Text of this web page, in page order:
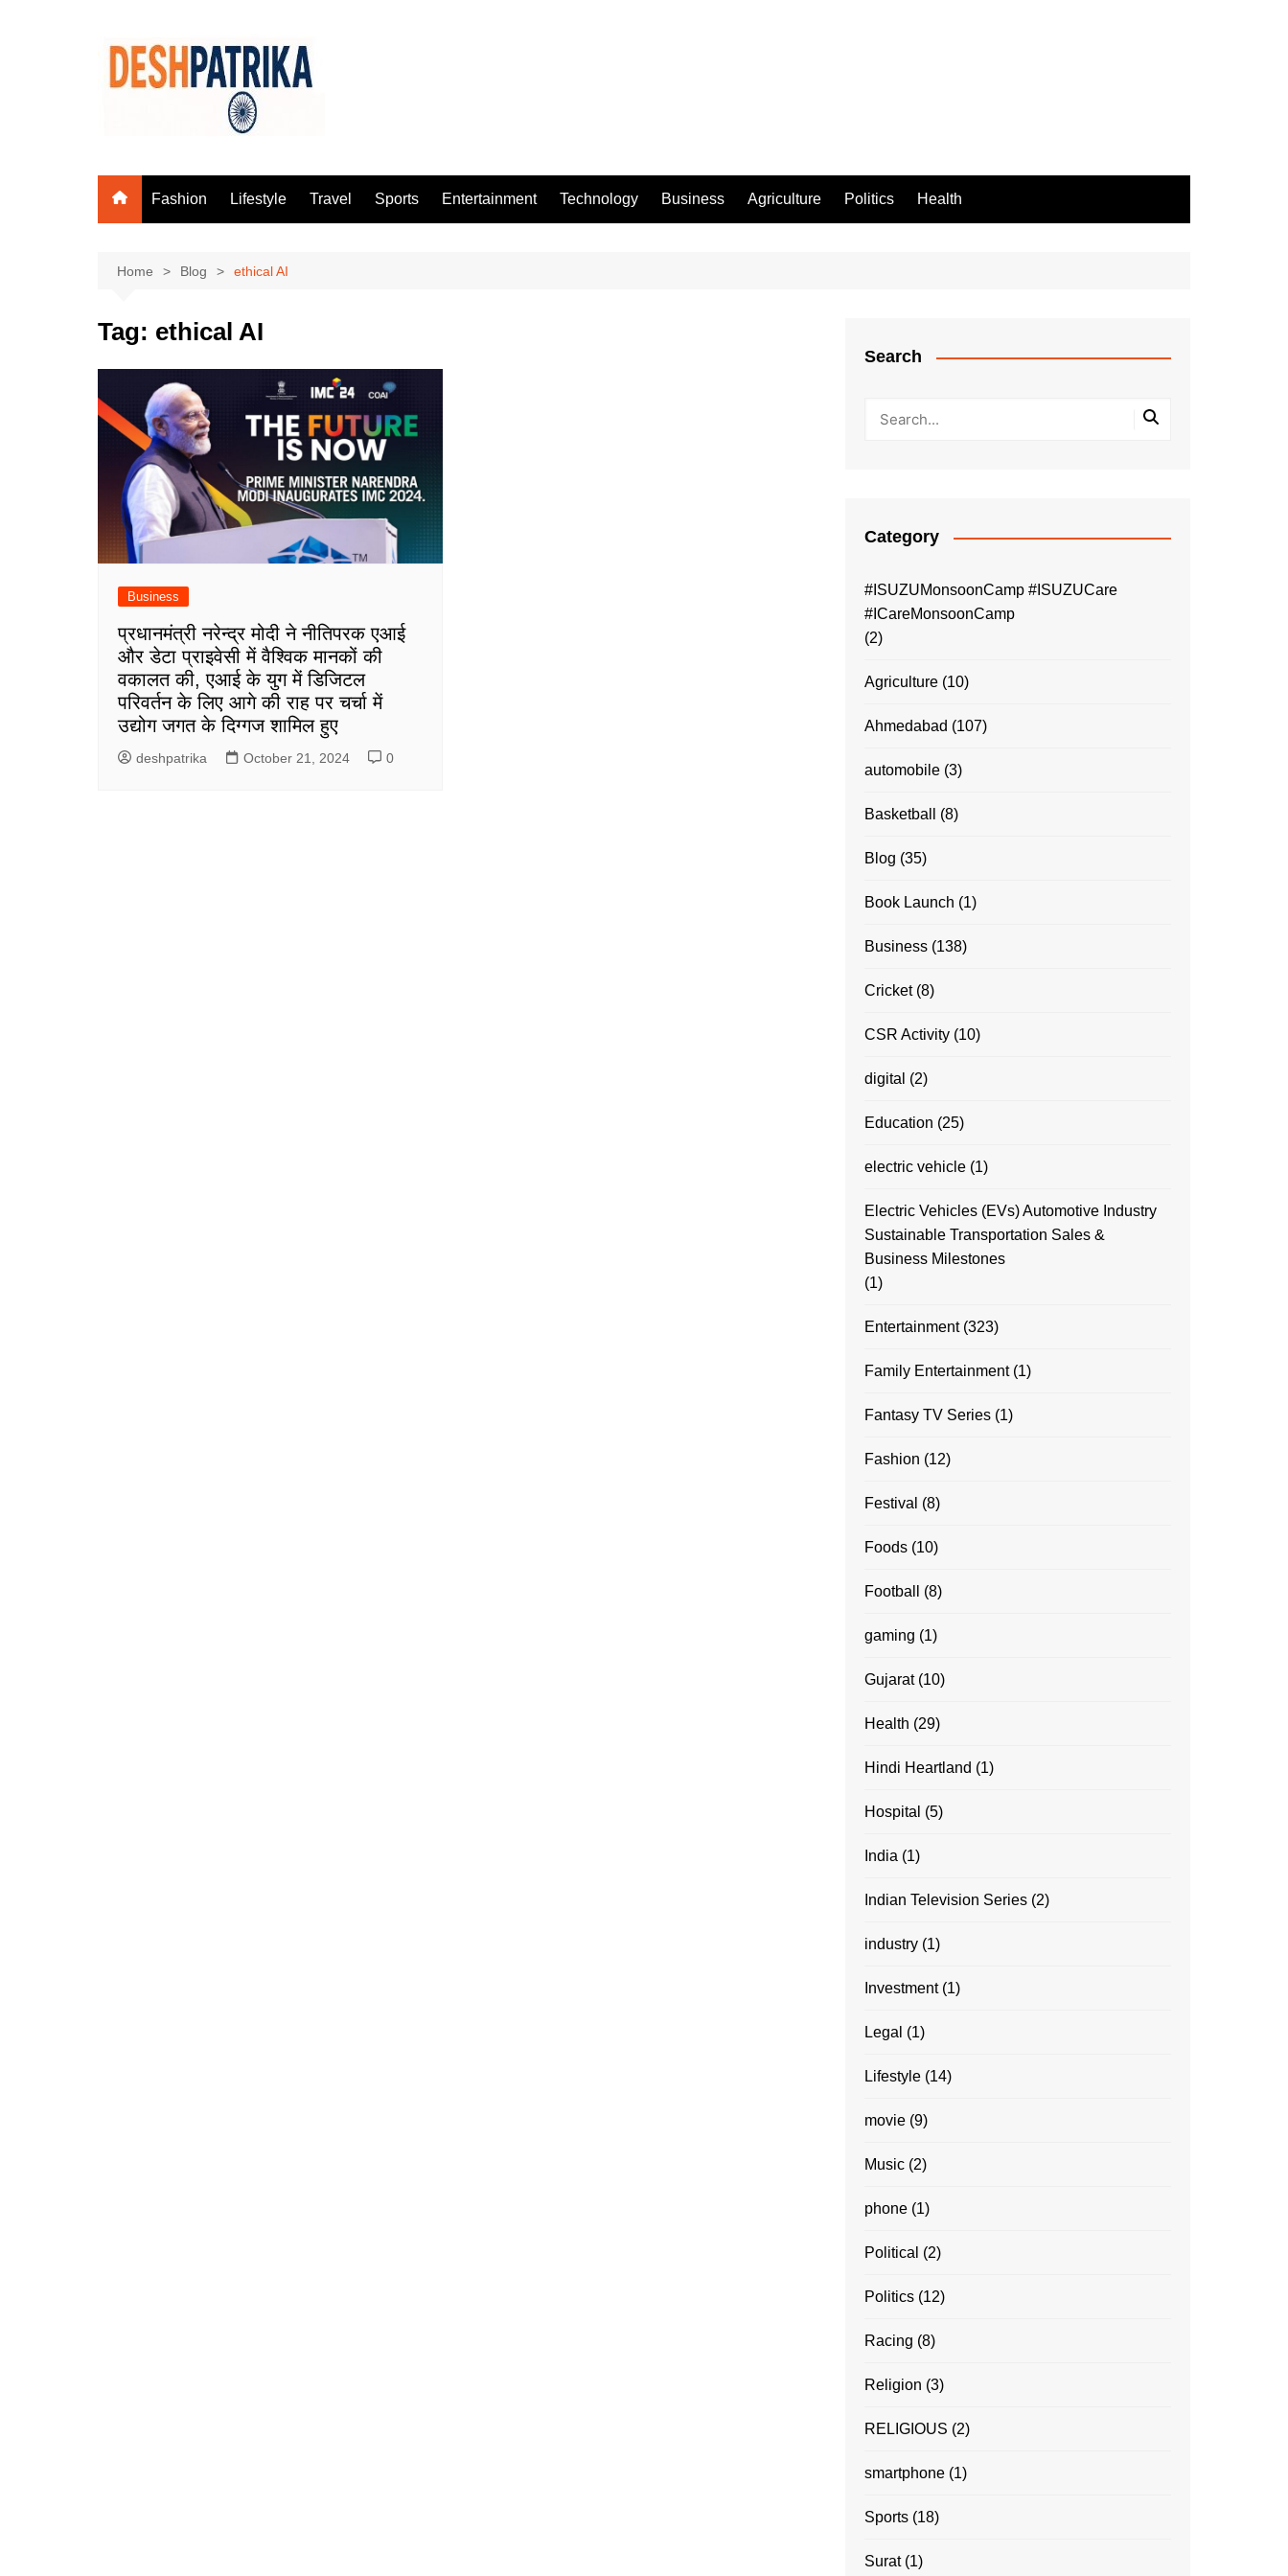
Fashion Lifestyle Travel Sports Entertainment Technology Business Agriculture Politics Health
Home Blog ethical AI
Tag: ethical AI
Business
प्रधानमंत्री नरेन्द्र मोदी ने नीतिपरक एआई
और डेटा प्राइवेसी में वैश्विक मानकों की
वकालत की, एआई के युग में डिजिटल
परिवर्तन के लिए आगे की राह पर चर्चा में
उद्योग जगत के दिग्गज शामिल हुए
deshpatrika October 21, 2024 0
Search
Category
#ISUZUMonsoonCamp #ISUZUCare
#ICareMonsoonCamp
(2)
Agriculture (10)
Ahmedabad (107)
automobile (3)
Basketball (8)
Blog (35)
Book Launch (1)
Business (138)
Cricket(8)
CSR Activity (10)
digital (2)
Education (25)
electric vehicle (1)
Electric Vehicles (EVs) Automotive Industry
Sustainable Transportation Sales &
Business Milestones
(1)
Entertainment(323)
Family Entertainment(1)
Fantasy TV Series (1)
Fashion (12)
Festival (8)
Foods (10)
Football (8)
gaming (1)
Gujarat(10)
Health (29)
Hindi Heartland (1)
Hospital (5)
India (1)
Indian Television Series (2)
industry (1)
Investment(1)
Legal (1)
Lifestyle (14)
movie (9)
Music (2)
phone (1)
Political (2)
Politics (12)
Racing (8)
Religion (3)
RELIGIOUS (2)
smartphone (1)
Sports (18)
Surat(1)